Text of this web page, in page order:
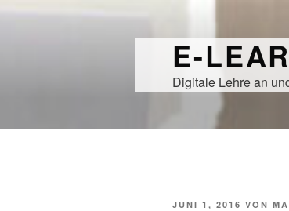
E-
Digitale Lehre an
VERÖFFENTLICHT
JUNI 1, 2016 VON